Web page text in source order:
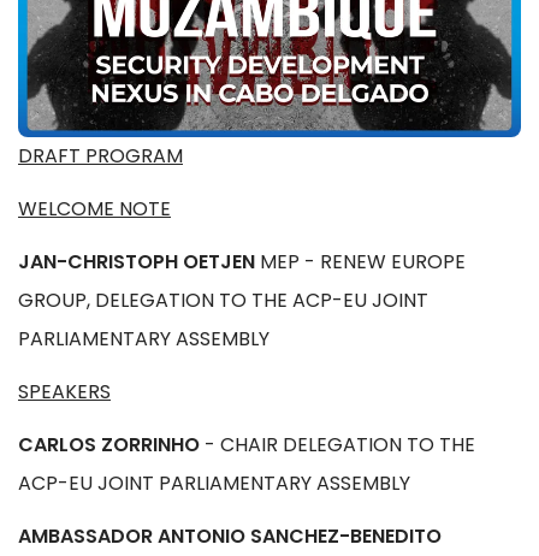
DRAFT PROGRAM
WELCOME NOTE
JAN-CHRISTOPH OETJEN MEP - RENEW EUROPE
GROUP, DELEGATION TO THE ACP-EU JOINT
PARLIAMENTARY ASSEMBLY
SPEAKERS
CARLOS ZORRINHO - CHAIR DELEGATION TO THE
ACP-EU JOINT PARLIAMENTARY ASSEMBLY
AMBASSADOR ANTONIO SANCHEZ-BENEDITO